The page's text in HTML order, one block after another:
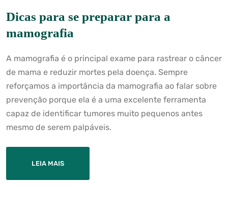
Dicas para se preparar para a
mamografia
A mamografia é o principal exame para rastrear o câncer
de mama e reduzir mortes pela doença. Sempre
reforçamos a importância da mamografia ao falar sobre
prevenção porque ela é a uma excelente ferramenta
capaz de identificar tumores muito pequenos antes
mesmo de serem palpáveis.
LEIA MAIS